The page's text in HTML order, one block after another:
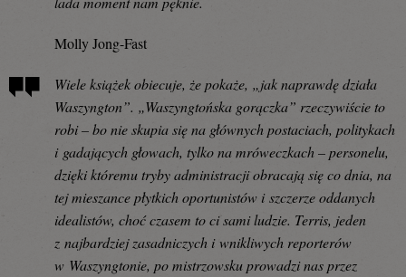
Molly Jong-Fast
Wiele książek obiecuje, że pokaże, „jak naprawdę działa
Waszyngton”. „Waszyngtońska gorączka” rzeczywiście to
robi – bo nie skupia się na głównych postaciach, politykach
i gadających głowach, tylko na mróweczkach – personelu,
dzięki któremu tryby administracji obracają się co dnia, na
tej mieszance płytkich oportunistów i szczerze oddanych
idealistów, choć czasem to ci sami ludzie. Terris, jeden
z najbardziej zasadniczych i wnikliwych reporterów
w Waszyngtonie, po mistrzowsku prowadzi nas przez